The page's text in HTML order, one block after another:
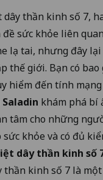
dây thần kinh số 7,
đề sức khỏe liên
lạ tai, nhưng đây
thế giới. Bạn có
hiểm đến tính
Saladin khám phá bí
tâm cho những
sức khỏe và có đủ
dây thần kinh số
thần kinh số 7 là